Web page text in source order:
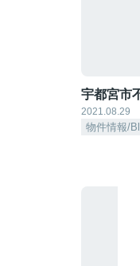
宇都宮市
2021.08.29
物件情報/